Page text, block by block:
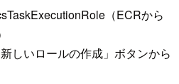
（ECRから
しいロールの作成」ボタンから